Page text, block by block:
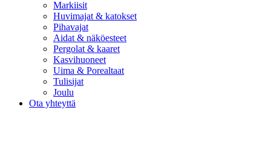
Markiisit
Huvimajat & katokset
Pihavajat
Aidat & näköesteet
Pergolat & kaaret
Kasvihuoneet
Uima & Porealtaat
Tulisijat
Joulu
Ota yhteyttä